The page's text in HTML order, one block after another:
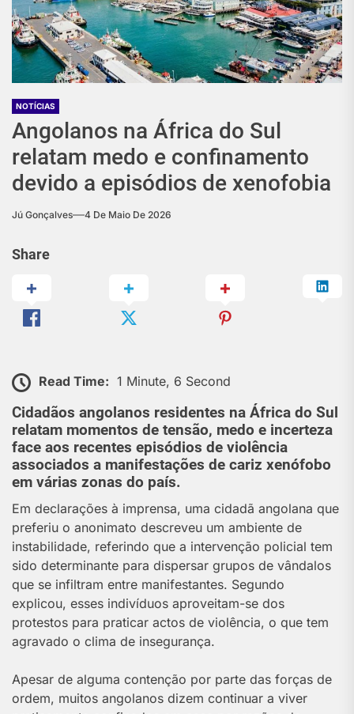
NOTÍCIAS
Angolanos na África do Sul
relatam medo e confinamento
devido a episódios de xenofobia
Jú Gonçalves 4 De Maio De 2026
Share
Read Time: 1 Minute, 6 Second
Cidadãos angolanos residentes na África do Sul
relatam momentos de tensão, medo e incerteza
face aos recentes episódios de violência
associados a manifestações de cariz xenófobo
em várias zonas do país.
Em declarações à imprensa, uma cidadã angolana que
preferiu o anonimato descreveu um ambiente de
instabilidade, referindo que a intervenção policial tem
sido determinante para dispersar grupos de vândalos
que se infiltram entre manifestantes. Segundo
explicou, esses indivíduos aproveitam-se dos
protestos para praticar actos de violência, o que tem
agravado o clima de insegurança.
Apesar de alguma contenção por parte das forças de
ordem, muitos angolanos dizem continuar a viver